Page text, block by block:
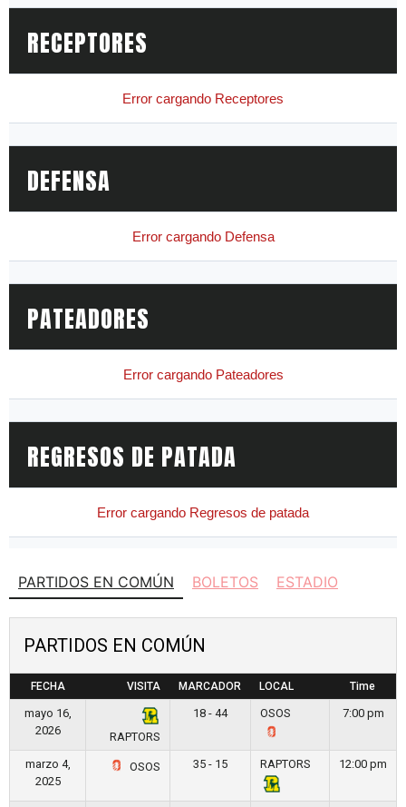
PARTIDOS EN COMÚN BOLETOS ESTADIO
PARTIDOS EN COMÚN
FECHA VISITA MARCADOR LOCAL Time
mayo 16,
2026
RAPTORS
18 - 44 OSOS 7:00 pm
marzo 4,
2025
OSOS 35 - 15 RAPTORS 12:00 pm